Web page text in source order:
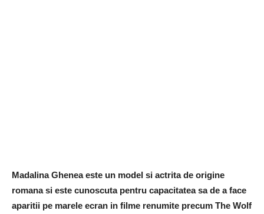
Madalina Ghenea este un model si actrita de origine
romana si este cunoscuta pentru capacitatea sa de a face
aparitii pe marele ecran in filme renumite precum The Wolf